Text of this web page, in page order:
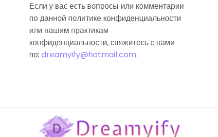
Если у вас есть вопросы или комментарии
по данной политике конфиденциальности
или нашим практикам
конфиденциальности, свяжитесь с нами
по: dreamyify@hotmail.com.